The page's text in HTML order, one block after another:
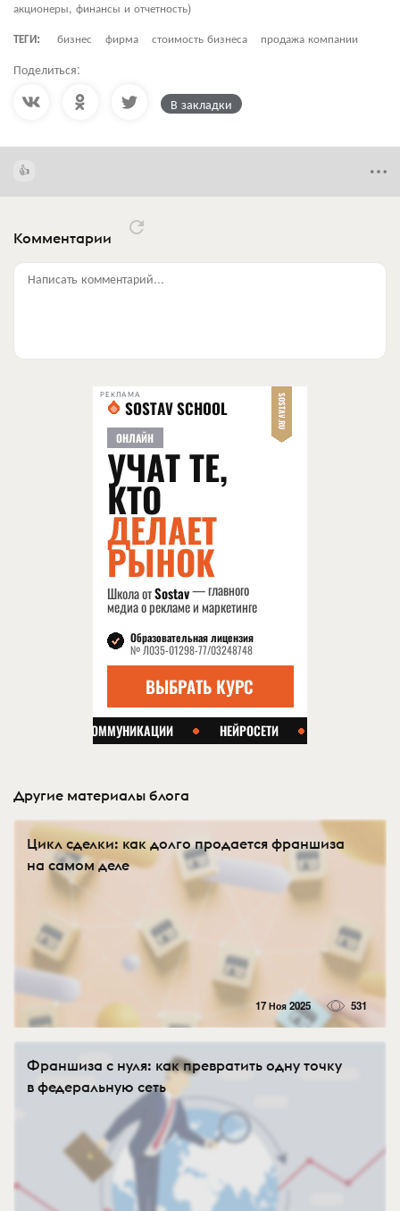
акционеры, финансы и отчетность)
ТЕГИ:
бизнес фирма стоимость бизнеса продажа компании
Поделиться:
В закладки
Комментарии
Написать комментарий...
РЕКЛАМА
Другие материалы блога
Цикл сделки: как долго продается франшиза
на самом деле
17 Ноя 2025 531
Франшиза с нуля: как превратить одну точку
в федеральную сеть